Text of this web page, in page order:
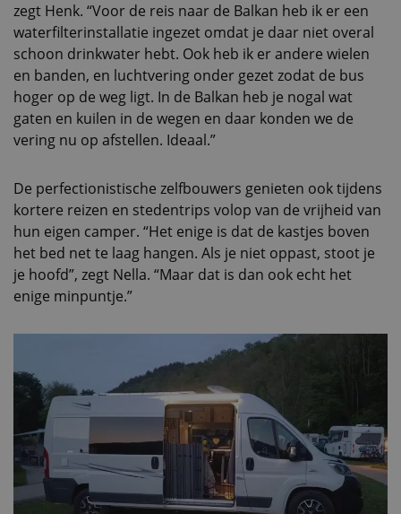
zegt Henk. “Voor de reis naar de Balkan heb ik er een
waterfilterinstallatie ingezet omdat je daar niet overal
schoon drinkwater hebt. Ook heb ik er andere wielen
en banden, en luchtvering onder gezet zodat de bus
hoger op de weg ligt. In de Balkan heb je nogal wat
gaten en kuilen in de wegen en daar konden we de
vering nu op afstellen. Ideaal.”
De perfectionistische zelfbouwers genieten ook tijdens
kortere reizen en stedentrips volop van de vrijheid van
hun eigen camper. “Het enige is dat de kastjes boven
het bed net te laag hangen. Als je niet oppast, stoot je
je hoofd”, zegt Nella. “Maar dat is dan ook echt het
enige minpuntje.”